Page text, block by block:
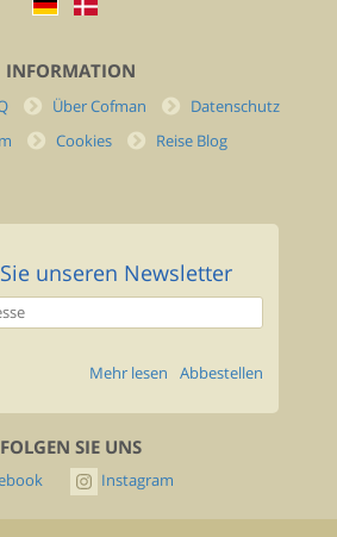
INFORMATION
Über Cofman
Datenschutz
Cookies Reise Blog
unseren Newsletter
Abbestellen
Mehr lesen
FOLGEN SIE UNS
Instagram